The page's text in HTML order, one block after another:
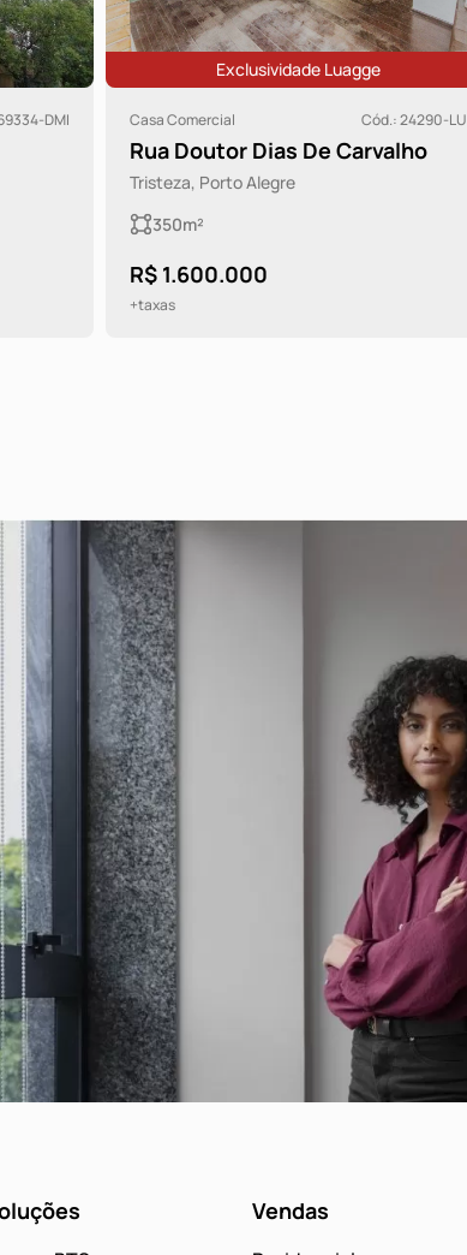
LU Casa Comercial Cód.: 268425-LU
Rua Landel de Moura
Tristeza, Porto Alegre
400m²
R$ 4.600.000
+taxas
Vendas